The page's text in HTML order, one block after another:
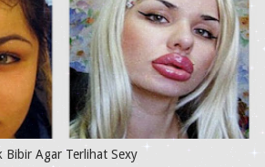
Bibir Agar Terlihat Sexy